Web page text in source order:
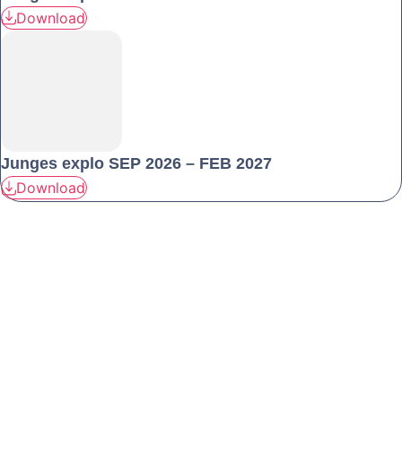
Download
Junges explo SEP 2026 – FEB 2027
Download